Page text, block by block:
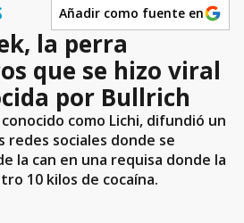
Añadir como fuente en
la perra
que se hizo viral
por Bullrich
como Lichi, difundió un
redes sociales donde se
la can en una requisa donde la
10 kilos de cocaína.